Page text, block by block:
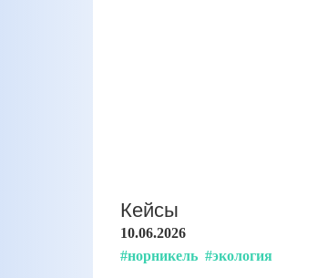
Кейсы
10.06.2026
#норникель #экология